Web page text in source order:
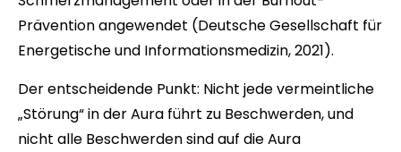
Prävention angewendet (Deutsche Gesellschaft für
Energetische und Informationsmedizin, 2021).
Der entscheidende Punkt: Nicht jede vermeintliche
„Störung“ in der Aura führt zu Beschwerden, und
nicht alle Beschwerden sind auf die Aura